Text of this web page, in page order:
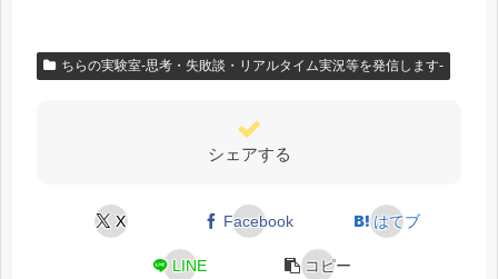
ちらの実験室-思考・失敗談・リアルタイム実況等を発信します-
シェアする
X Facebook はてブ
LINE コピー